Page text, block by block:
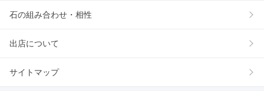
石の組み合わせ・相性
出店について
サイトマップ